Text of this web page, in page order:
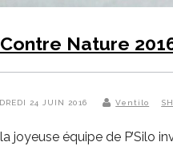
Nature
24 JUIN 2016 Ventilo
joyeuse équipe de P’Silo